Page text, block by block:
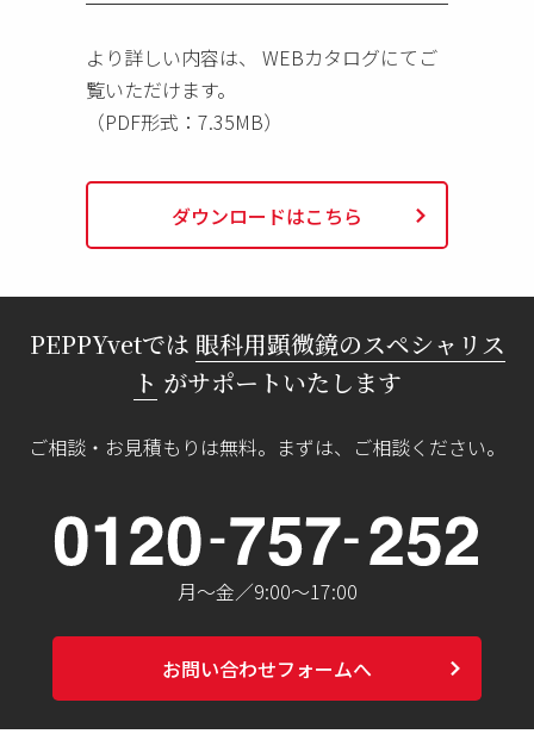
より詳しい内容は、 WEBカタログにてご
覧いただけます。
（PDF形式：7.35MB）
ダウンロードはこちら chevron_right
PEPPYvetでは 眼科用顕微鏡のスペシャリス
ト がサポートいたします
ご相談・お見積もりは無料。まずは、ご相談ください。
月〜金／9:00〜17:00
お問い合わせフォームへ chevron_right